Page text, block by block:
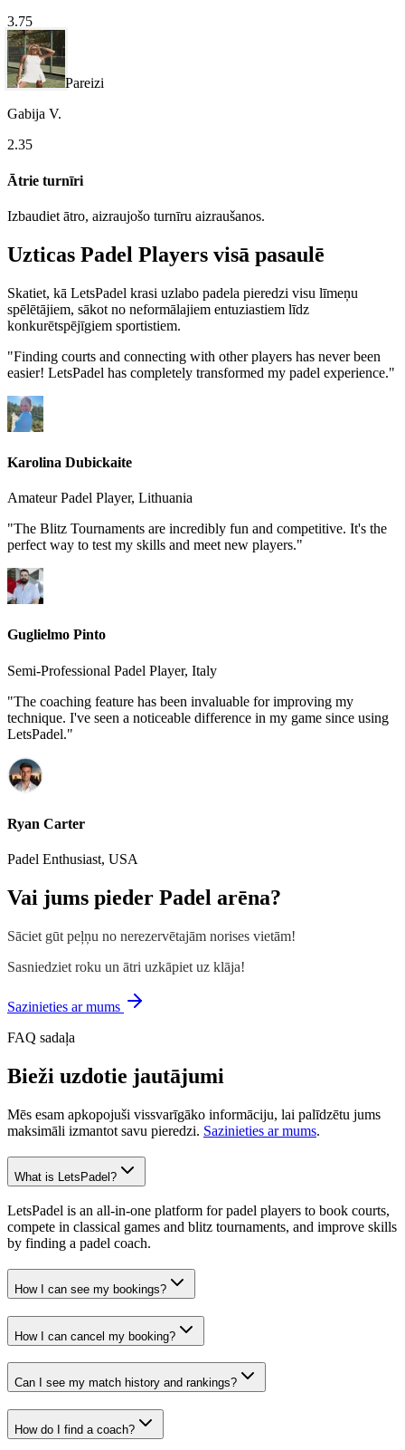
3.75
Pareizi
Gabija V.
2.35
Ātrie turnīri
Izbaudiet ātro, aizraujošo turnīru aizraušanos.
Uzticas Padel Players visā pasaulē
Skatiet, kā LetsPadel krasi uzlabo padela pieredzi visu līmeņu
spēlētājiem, sākot no neformālajiem entuziastiem līdz
konkurētspējīgiem sportistiem.
"Finding courts and connecting with other players has never been
easier! LetsPadel has completely transformed my padel experience."
Karolina Dubickaite
Amateur Padel Player, Lithuania
"The Blitz Tournaments are incredibly fun and competitive. It's the
perfect way to test my skills and meet new players."
Guglielmo Pinto
Semi-Professional Padel Player, Italy
"The coaching feature has been invaluable for improving my
technique. I've seen a noticeable difference in my game since using
LetsPadel."
Ryan Carter
Padel Enthusiast, USA
Vai jums pieder Padel arēna?
Sāciet gūt peļņu no nerezervētajām norises vietām!
Sasniedziet roku un ātri uzkāpiet uz klāja!
Sazinieties ar mums
FAQ sadaļa
Bieži uzdotie jautājumi
Mēs esam apkopojuši vissvarīgāko informāciju, lai palīdzētu jums
maksimāli izmantot savu pieredzi. Sazinieties ar mums.
What is LetsPadel?
LetsPadel is an all-in-one platform for padel players to book courts,
compete in classical games and blitz tournaments, and improve skills
by finding a padel coach.
How I can see my bookings?
How I can cancel my booking?
Can I see my match history and rankings?
How do I find a coach?